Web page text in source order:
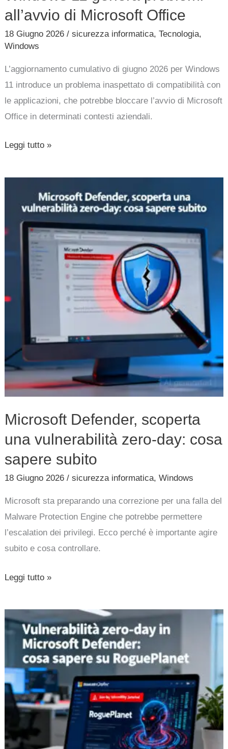
all’avvio di Microsoft Office
18 Giugno 2026/sicurezza informatica,Tecnologia,
Windows
L’aggiornamento cumulativo di giugno 2026 per Windows
11 introduce un problema inaspettato di compatibilità con
le applicazioni, che potrebbe bloccare l’avvio di Microsoft
Office in determinati contesti aziendali.
Leggi tutto »
Microsoft Defender, scoperta
una vulnerabilità zero-day: cosa
sapere subito
18 Giugno 2026/sicurezza informatica,Windows
Microsoft sta preparando una correzione per una falla del
Malware Protection Engine che potrebbe permettere
l’escalation dei privilegi. Ecco perché è importante agire
subito e cosa controllare.
Defender,
una
vulnerabilità
cosa
Leggi tutto »
Vulnerabilità
zero-
Microsoft
Defender:
cosa
sapere
su